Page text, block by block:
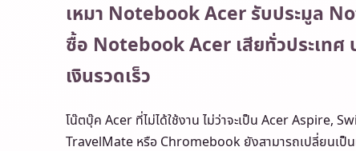
เหมา Notebook Acer รับประมูล
ซื้อ Notebook Acer เสียทั่วประเทศ
เงินรวดเร็ว
โน๊ตบุ๊ค Acer ที่ไม่ได้ใช้งาน ไม่ว่าจะเป็น Acer Aspire,
TravelMate หรือ Chromebook ยังสามารถเปลี่ยนเป็